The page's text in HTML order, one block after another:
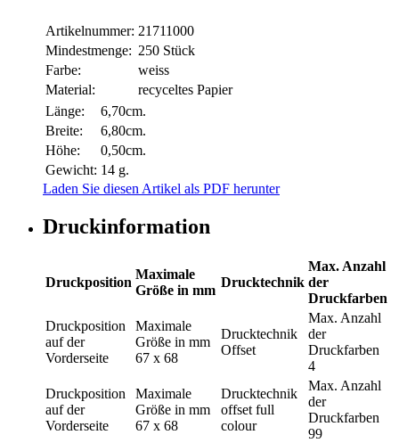
Artikelnummer: 21711000
Mindestmenge: 250 Stück
Farbe:
weiss
Material:
recyceltes Papier
Länge:
6,70cm.
Breite:
6,80cm.
Höhe:
0,50cm.
Gewicht: 14 g.
Laden Sie diesen Artikel als PDF herunter
Druckinformation
Druckposition
Maximale
Größe in mm
Drucktechnik
Max. Anzahl
der
Druckfarben
Druckposition
auf der
Vorderseite
Maximale
Größe in mm
67 x 68
Drucktechnik
Offset
Max. Anzahl
der
Druckfarben
4
Druckposition
auf der
Vorderseite
Maximale
Größe in mm
67 x 68
Drucktechnik
offset full
colour
Max. Anzahl
der
Druckfarben
99